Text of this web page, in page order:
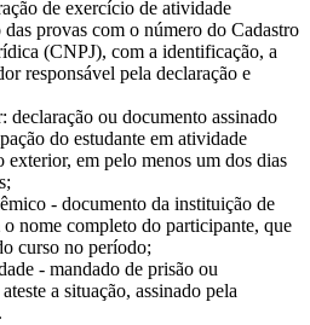
de exercício de atividade
provas com o número do Cadastro
(CNPJ), com a identificação, a
responsável pela declaração e
ou documento assinado
do estudante em atividade
exterior, em pelo menos um dos dias
- documento da instituição de
nome completo do participante, que
curso no período;
- mandado de prisão ou
a situação, assinado pela